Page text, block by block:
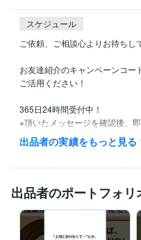
スケジュール
ご依頼、ご相談心よりお待ちし
お友達紹介のキャンペーンコー
ご活用ください！
365日24時間受付中！
※頂いたメッセージを確認後、
以下の場合は返信が遅くなる場
あらかじめご了承いただけます
・土日祝
・外出中
・仕事中
・その他、メッセージに気づけ
出品者の実績をもっと見る
出品者のポートフォリ